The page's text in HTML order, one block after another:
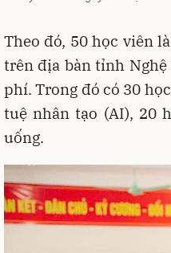
Theo đó, 50 học viên
trên địa bàn tỉnh
phí. Trong đó có 30
tuệ nhân tạo (AI), 20
uống.